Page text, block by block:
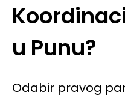
u Punu?
Odabir pravog